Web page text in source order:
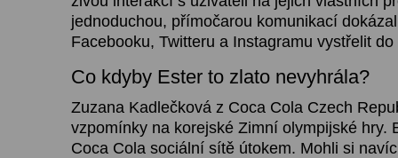
jednoduchou, přímočarou komunikací
Facebooku, Twitteru a Instagramu vystřelit do
Co kdyby Ester to zlato nevyhrála?
Zuzana Kadlečková z Coca Cola Czech
vzpomínky na korejské Zimní olympijské hry.
Coca Cola sociální sítě útokem. Mohli si